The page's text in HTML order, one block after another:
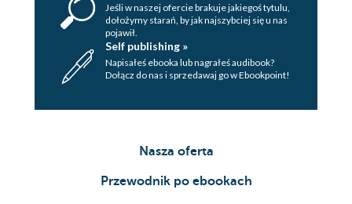
Jeśli w naszej ofercie brakuje jakiegoś tytulu,
dołożymy starań, by jak najszybciej się u nas
pojawił.
Self publishing »
Napisałeś ebooka lub nagrałeś audibook?
Dołącz do nas i sprzedawaj go w Ebookpoint!
Nasza oferta
Przewodnik po ebookach